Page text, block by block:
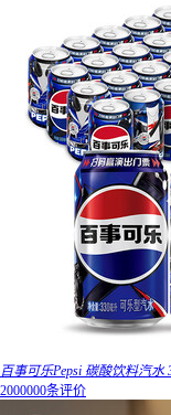
百事可乐Pepsi 碳酸饮料汽水
2000000条评价